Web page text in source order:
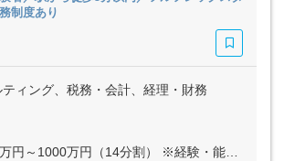
制度あり
ティング、税務・会計、経理・財務
） ※経験・能力など考慮の上、決定いたします ※上記に固定残業代（月20時間分＝6万7000円～11万1610円）を含む ※超過分は別途全額支給